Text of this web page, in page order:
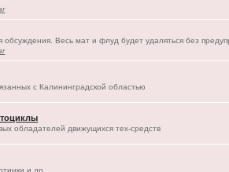
Весь мат и флуд будет удаляться без
с Калининградской областью
обладателей движущихся тех-средств
и др.